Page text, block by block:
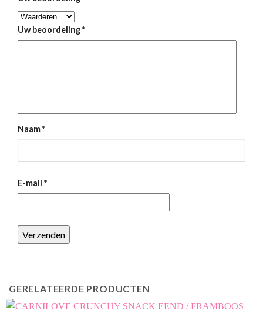
Uw beoordeling*
Naam*
E-mail *
GERELATEERDE PRODUCTEN